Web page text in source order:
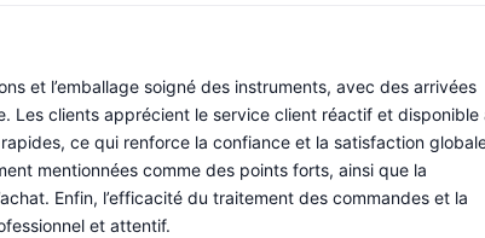
et l’emballage soigné des instruments, avec des arrivées
clients apprécient le service client réactif et disponible
ce qui renforce la confiance et la satisfaction
mentionnées comme des points forts, ainsi que la
Enfin, l’efficacité du traitement des commandes et la
et attentif.